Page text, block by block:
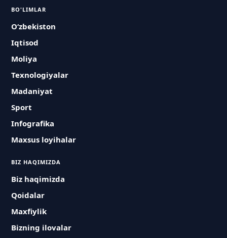
BO'LIMLAR
O‘zbekiston
Iqtisod
Moliya
Texnologiyalar
Madaniyat
Sport
Infografika
Maxsus loyihalar
BIZ HAQIMIZDA
Biz haqimizda
Qoidalar
Maxfiylik
Bizning ilovalar